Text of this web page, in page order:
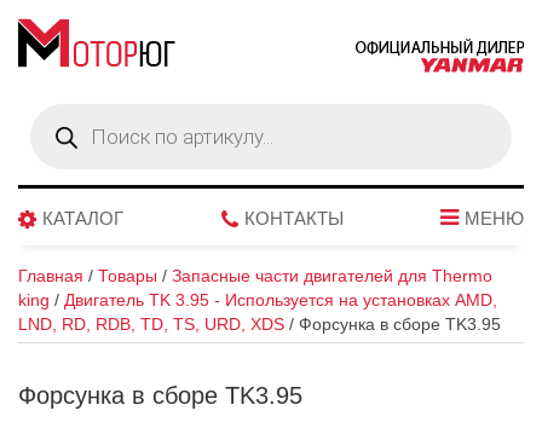
товаров
КАТАЛОГ КОНТАКТЫ МЕНЮ
Главная / Товары / Запасные части двигателей для Thermo
king / Двигатель TK 3.95 - Используется на установках AMD,
LND, RD, RDB, TD, TS, URD, XDS / Форсунка в сборе TK3.95
Форсунка в сборе TK3.95